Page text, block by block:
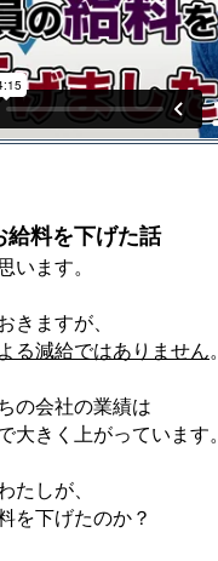
給料を下げた話
います。
きますが、
る減給ではありません。
の会社の業績は
大きく上がっています。
たしが、
を下げたのか？